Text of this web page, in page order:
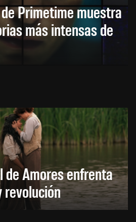
Primetime muestra
más intensas de
Amores enfrenta
revolución